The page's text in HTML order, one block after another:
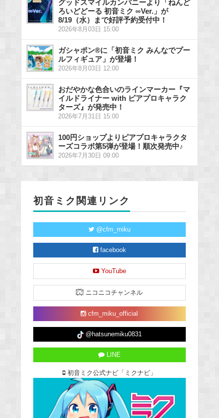
グッドスマイルカンパニーより「ねんど
ろいどどーる 初音ミク ∞Ver.」が
8/19（水）まで好評予約受付中！
2026年8月03日 15:00
ガシャポン®に「初音ミク みんなでプー
ルフィギュア」が登場！
2026年8月03日 12:00
おだやかな色合いのラインマーカー『マ
イルドライナー with ピアプロキャラク
ターズ』が発売中！
2026年7月31日 15:00
100円ショップよりピアプロキャラクタ
ーズコラボ第5弾が登場！順次発売中♪
2026年7月30日 09:00
初音ミク関連リンク
@cfm_miku
facebook
YouTube
ニコニコチャンネル
cfm_miku_official
@hatsunemiku0831
LINE
初音ミク公式ナビ「ミクナビ」